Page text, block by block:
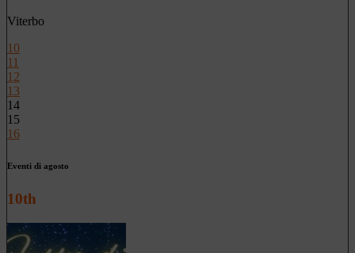
Viterbo
10
11
12
13
14
15
16
Eventi di agosto
10th